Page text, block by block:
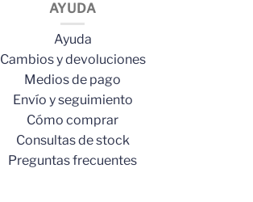
AYUDA
Ayuda
Cambios y devoluciones
Medios de pago
Envío y seguimiento
Cómo comprar
Consultas de stock
Preguntas frecuentes